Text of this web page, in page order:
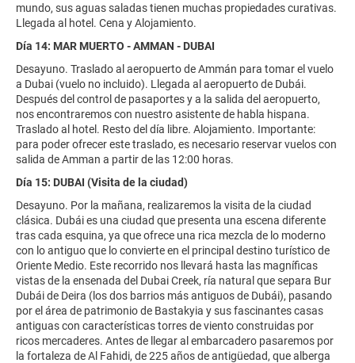
mundo, sus aguas saladas tienen muchas propiedades curativas.
Llegada al hotel. Cena y Alojamiento.
Día 14: MAR MUERTO - AMMAN - DUBAI
Desayuno. Traslado al aeropuerto de Ammán para tomar el vuelo
a Dubai (vuelo no incluido). Llegada al aeropuerto de Dubái.
Después del control de pasaportes y a la salida del aeropuerto,
nos encontraremos con nuestro asistente de habla hispana.
Traslado al hotel. Resto del día libre. Alojamiento. Importante:
para poder ofrecer este traslado, es necesario reservar vuelos con
salida de Amman a partir de las 12:00 horas.
Día 15: DUBAI (Visita de la ciudad)
Desayuno. Por la mañana, realizaremos la visita de la ciudad
clásica. Dubái es una ciudad que presenta una escena diferente
tras cada esquina, ya que ofrece una rica mezcla de lo moderno
con lo antiguo que lo convierte en el principal destino turístico de
Oriente Medio. Este recorrido nos llevará hasta las magníficas
vistas de la ensenada del Dubai Creek, ría natural que separa Bur
Dubái de Deira (los dos barrios más antiguos de Dubái), pasando
por el área de patrimonio de Bastakyia y sus fascinantes casas
antiguas con características torres de viento construidas por
ricos mercaderes. Antes de llegar al embarcadero pasaremos por
la fortaleza de Al Fahidi, de 225 años de antigüedad, que alberga